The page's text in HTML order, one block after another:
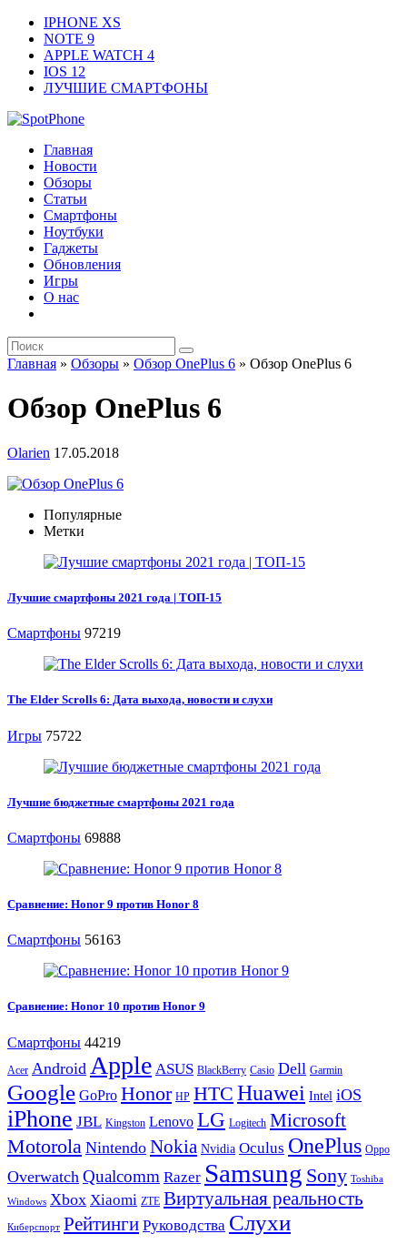
IPHONE XS
NOTE 9
APPLE WATCH 4
IOS 12
ЛУЧШИЕ СМАРТФОНЫ
Главная
Новости
Обзоры
Статьи
Смартфоны
Ноутбуки
Гаджеты
Обновления
Игры
О нас
Главная » Обзоры » Обзор OnePlus 6 » Обзор OnePlus 6
Обзор OnePlus 6
Olarien 17.05.2018
Популярные
Метки
Лучшие смартфоны 2021 года | ТОП-15
Смартфоны 97219
The Elder Scrolls 6: Дата выхода, новости и слухи
Игры 75722
Лучшие бюджетные смартфоны 2021 года
Смартфоны 69888
Сравнение: Honor 9 против Honor 8
Смартфоны 56163
Сравнение: Honor 10 против Honor 9
Смартфоны 44219
Acer Android Apple ASUS BlackBerry Casio Dell Garmin
Google GoPro Honor HP HTC Huawei Intel iOS
iPhone JBL Kingston Lenovo LG Logitech Microsoft
Motorola Nintendo Nokia Nvidia Oculus OnePlus Oppo
Overwatch Qualcomm Razer Samsung Sony Toshiba
Windows Xbox Xiaomi ZTE Виртуальная реальность
Киберспорт Рейтинги Руководства Слухи